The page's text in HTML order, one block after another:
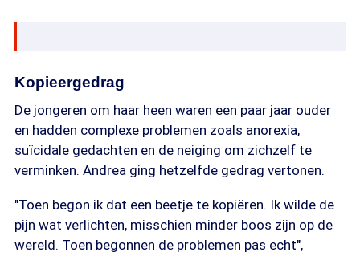
Kopieergedrag
De jongeren om haar heen waren een paar jaar ouder
en hadden complexe problemen zoals anorexia,
suïcidale gedachten en de neiging om zichzelf te
verminken. Andrea ging hetzelfde gedrag vertonen.
"Toen begon ik dat een beetje te kopiëren. Ik wilde de
pijn wat verlichten, misschien minder boos zijn op de
wereld. Toen begonnen de problemen pas echt",